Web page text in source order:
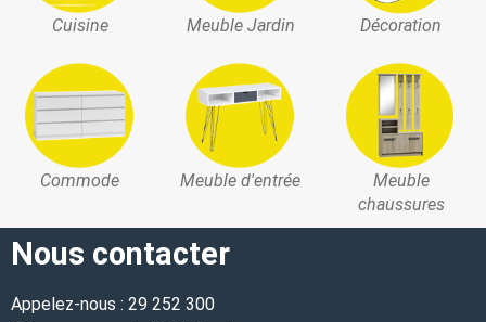
Cuisine Meuble Jardin Décoration
Commode Meuble d'entrée
Meuble
chaussures
Nous contacter
Appelez-nous : 29 252 300